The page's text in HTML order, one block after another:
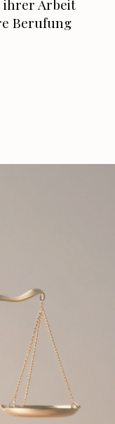
ihrer Arbeit
Berufung